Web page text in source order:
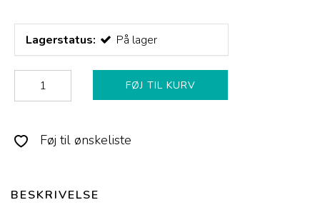
Lagerstatus: På lager
FØJ TIL KURV
Føj til ønskeliste
BESKRIVELSE